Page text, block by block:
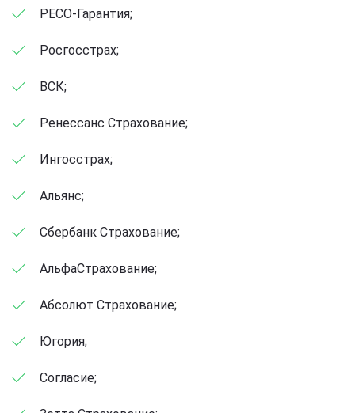
РЕСО-Гарантия;
Росгосстрах;
ВСК;
Ренессанс Страхование;
Ингосстрах;
Альянс;
Сбербанк Страхование;
АльфаСтрахование;
Абсолют Страхование;
Югория;
Согласие;